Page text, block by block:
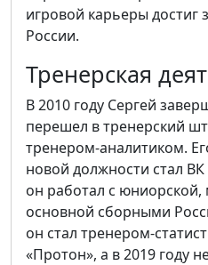
игровой карьеры достиг
России.
Тренерская
В 2010 году Сергей
перешел в тренерский
тренером-аналитиком.
новой должности стал
он работал с
основной сборными
он стал тренером-
«Протон», а в 2019 году